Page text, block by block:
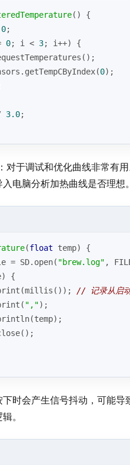
()
{
0;
0; i < 3; i++) {
();
getTempCByIndex(0);
3.0;
：对于调试和优化曲线非常有
电脑分析加热曲线是否理想
(float temp)
{
= SD.
open( "brew.log" ,
{
(millis ()); // 记录从启
( ",");
(temp);
();
时会产生信号抖动，可能
。